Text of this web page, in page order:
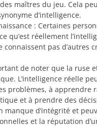
maîtres du jeu. Cela
d’intelligence.
: Certaines
qu’est réellement
connaissent pas d’autres
de noter que la ruse
L’intelligence réelle
problèmes, à apprendre
et à prendre des
manque d’intégrité et
et la réputation